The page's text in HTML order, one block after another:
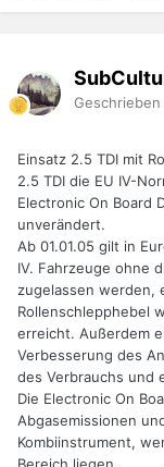
Geschrieben
Einsatz 2.5 TDI mit
2.5 TDI die EU IV-
Electronic On Board
unverändert.
Ab 01.01.05 gilt in
IV. Fahrzeuge ohne
zugelassen werden,
Rollenschlepphebel
erreicht. Außerdem
Verbesserung des
des Verbrauchs und
Die Electronic On
Abgasemissionen
Kombiinstrument,